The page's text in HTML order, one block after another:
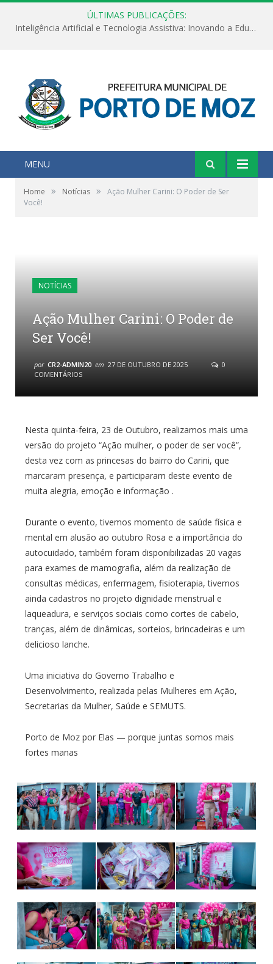
ÚLTIMAS PUBLICAÇÕES:
Inteligência Artificial e Tecnologia Assistiva: Inovando a Educação Especial e Inclusiva
MENU
Home » Notícias »
Ação Mulher Carini: O Poder de Ser
Você!
NOTÍCIAS
Ação Mulher Carini: O Poder de
Ser Você!
por CR2-ADMIN20 em 27 DE OUTUBRO DE 2025
0
COMENTÁRIOS
Nesta quinta-feira, 23 de Outubro, realizamos mais uma
versão do projeto “Ação mulher, o poder de ser você”,
desta vez com as princesas do bairro do Carini, que
marcaram presença, e participaram deste evento de
muita alegria, emoção e informação .
Durante o evento, tivemos momento de saúde física e
mental em alusão ao outubro Rosa e a importância do
autocuidado, também foram disponibilizadas 20 vagas
para exames de mamografia, além da realização de
consultas médicas, enfermagem, fisioterapia, tivemos
ainda cadastros no projeto dignidade menstrual e
laqueadura, e serviços sociais como cortes de cabelo,
tranças, além de dinâmicas, sorteios, brincadeiras e um
delicioso lanche.
Uma iniciativa do Governo Trabalho e
Desenvolvimento, realizada pelas Mulheres em Ação,
Secretarias da Mulher, Saúde e SEMUTS.
Porto de Moz por Elas — porque juntas somos mais
fortes manas